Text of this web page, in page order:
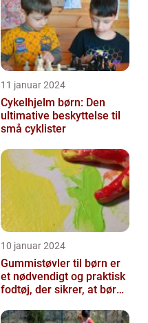
11 januar 2024
Cykelhjelm børn: Den
ultimative beskyttelse til
små cyklister
10 januar 2024
Gummistøvler til børn er
et nødvendigt og praktisk
fodtøj, der sikrer, at børn